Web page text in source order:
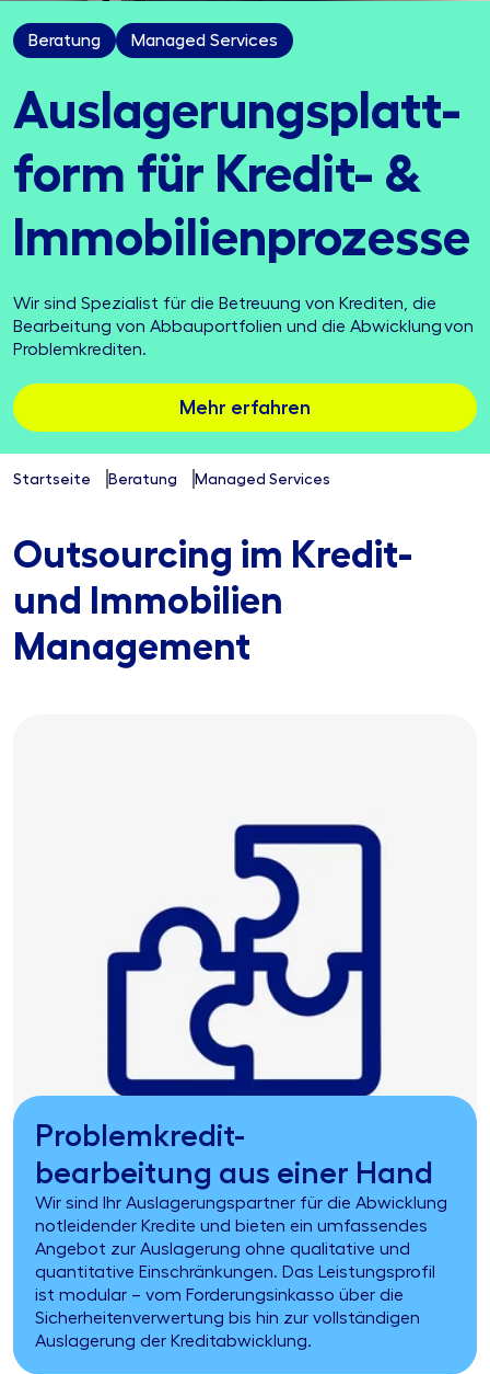
Beratung Managed Services
Auslager­ungs­platt­
form für Kredit- &
Immo­bilien­prozesse
Wir sind Spezialist für die Betreuung von Krediten, die
Bearbeitung von Abbauportfolien und die Abwicklung von
Problemkrediten.
Mehr erfahren
Startseite Beratung Managed Services
Outsourcing im Kredit-
und Immobilien
Management
Problemkredit-
bearbeitung aus einer Hand
Wir sind Ihr Auslagerungspartner für die Abwicklung
notleidender Kredite und bieten ein umfassendes
Angebot zur Auslagerung ohne qualitative und
quantitative Einschränkungen. Das Leistungsprofil
ist modular – vom Forderungsinkasso über die
Sicherheitenverwertung bis hin zur vollständigen
Auslagerung der Kreditabwicklung.